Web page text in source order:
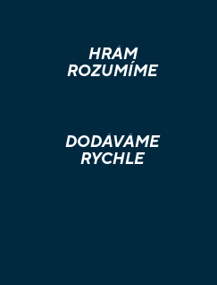
HRÁM
ROZUMÍME
DODÁVÁME
RYCHLE